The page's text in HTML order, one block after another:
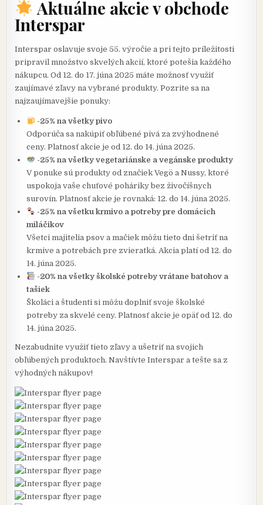
Aktuálne akcie v obchode
Interspar
Interspar oslavuje svoje 55. výročie a pri tejto príležitosti
pripravil množstvo skvelých akcií, ktoré potešia každého
nákupcu. Od 12. do 17. júna 2025 máte možnosť využiť
zaujímavé zľavy na vybrané produkty. Pozrite sa na
najzaujímavejšie ponuky:
-25% na všetky pivo
Odporúča sa nakúpiť obľúbené pivá za zvýhodnené
ceny. Platnosť akcie je od 12. do 14. júna 2025.
-25% na všetky vegetariánske a vegánske produkty
V ponuke sú produkty od značiek Vegö a Nussy, ktoré
uspokoja vaše chuťové poháriky bez živočíšnych
surovín. Platnosť akcie je rovnaká: 12. do 14. júna 2025.
-25% na všetku krmivo a potreby pre domácich
miláčikov
Všetci majitelia psov a mačiek môžu tieto dni šetriť na
krmive a potrebách pre zvieratká. Akcia platí od 12. do
14. júna 2025.
-20% na všetky školské potreby vrátane batohov a
tašiek
Školáci a študenti si môžu doplniť svoje školské
potreby za skvelé ceny. Platnosť akcie je opäť od 12. do
14. júna 2025.
Nezabudnite využiť tieto zľavy a ušetriť na svojich
obľúbených produktoch. Navštívte Interspar a tešte sa z
výhodných nákupov!